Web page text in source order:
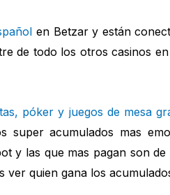
en Betzar y están
de todo los otros casinos
póker y juegos de mesa
super acumulados mas
y las que mas pagan son de
ver quien gana los